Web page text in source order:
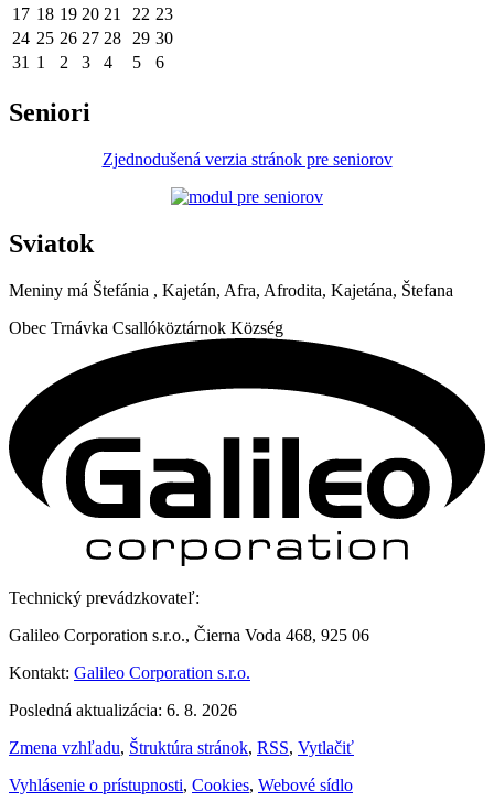
17 18 19 20 21 22 23
24 25 26 27 28 29 30
31 1 2 3 4 5 6
Seniori
Zjednodušená verzia stránok pre seniorov
Sviatok
Meniny má Štefánia , Kajetán, Afra, Afrodita, Kajetána, Štefana
Obec Trnávka Csallóköztárnok Község
Technický prevádzkovateľ:
Galileo Corporation s.r.o., Čierna Voda 468, 925 06
Kontakt: Galileo Corporation s.r.o.
Posledná aktualizácia: 6. 8. 2026
Zmena vzhľadu, Štruktúra stránok, RSS, Vytlačiť
Vyhlásenie o prístupnosti, Cookies, Webové sídlo